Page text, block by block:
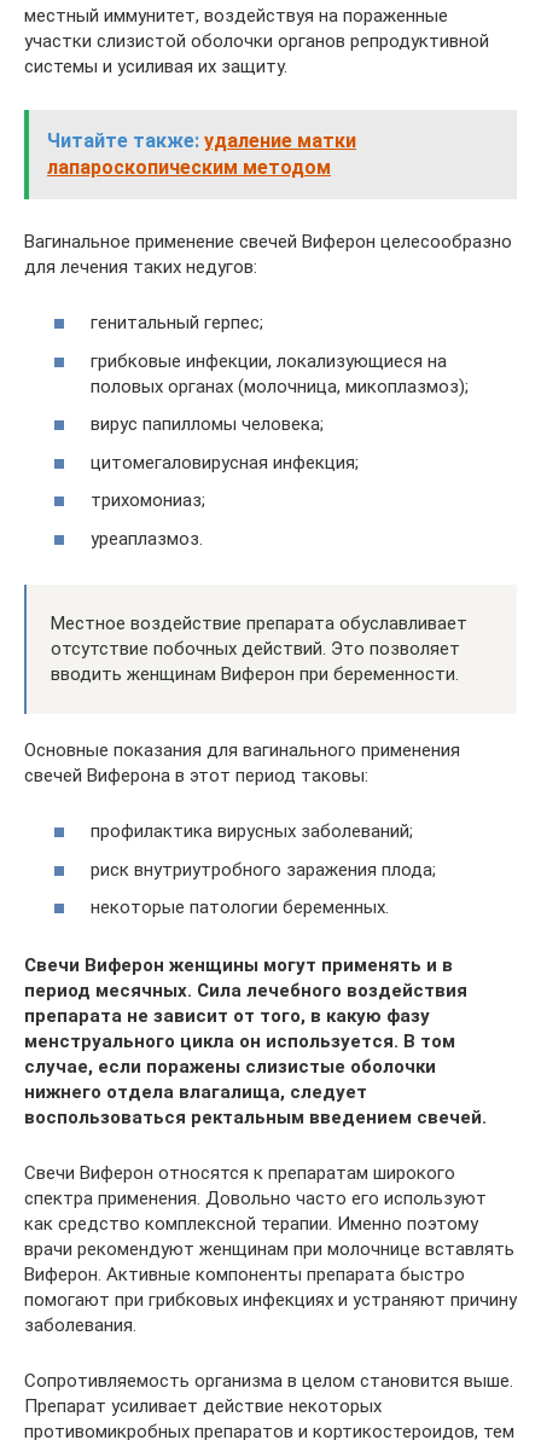
местный иммунитет, воздействуя на пораженные
участки слизистой оболочки органов репродуктивной
системы и усиливая их защиту.
Читайте также: удаление матки
лапароскопическим методом
Вагинальное применение свечей Виферон целесообразно
для лечения таких недугов:
генитальный герпес;
грибковые инфекции, локализующиеся на
половых органах (молочница, микоплазмоз);
вирус папилломы человека;
цитомегаловирусная инфекция;
трихомониаз;
уреаплазмоз.
Местное воздействие препарата обуславливает
отсутствие побочных действий. Это позволяет
вводить женщинам Виферон при беременности.
Основные показания для вагинального применения
свечей Виферона в этот период таковы:
профилактика вирусных заболеваний;
риск внутриутробного заражения плода;
некоторые патологии беременных.
Свечи Виферон женщины могут применять и в
период месячных. Сила лечебного воздействия
препарата не зависит от того, в какую фазу
менструального цикла он используется. В том
случае, если поражены слизистые оболочки
нижнего отдела влагалища, следует
воспользоваться ректальным введением свечей.
Свечи Виферон относятся к препаратам широкого
спектра применения. Довольно часто его используют
как средство комплексной терапии. Именно поэтому
врачи рекомендуют женщинам при молочнице вставлять
Виферон. Активные компоненты препарата быстро
помогают при грибковых инфекциях и устраняют причину
заболевания.
Сопротивляемость организма в целом становится выше.
Препарат усиливает действие некоторых
противомикробных препаратов и кортикостероидов, тем